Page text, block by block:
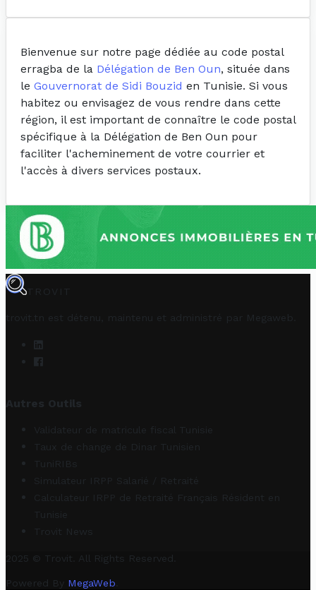
Bienvenue sur notre page dédiée au code postal
erragba de la Délégation de Ben Oun, située dans
le Gouvernorat de Sidi Bouzid en Tunisie. Si vous
habitez ou envisagez de vous rendre dans cette
région, il est important de connaître le code postal
spécifique à la Délégation de Ben Oun pour
faciliter l'acheminement de votre courrier et
l'accès à divers services postaux.
TROVIT
trovit.tn est détenu, maintenu et administré par Megaweb
Autres Outils
Validateur de matricule fiscal Tunisie
Taux de change de Dinar Tunisien
TuniRIBs
Simulateur IRPP Salarié / Retraité
Calculateur IRPP de Retraité Français Résident en
Tunisie
Trovit News
2025 © Trovit. All Rights Reserved.
Powered By MegaWeb